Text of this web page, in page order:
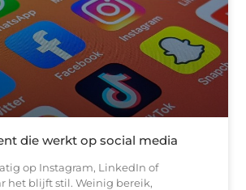
die werkt op social media
op Instagram, LinkedIn of
het blijft stil. Weinig bereik,